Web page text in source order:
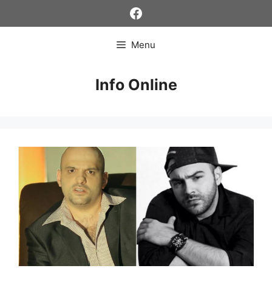
Facebook
Menu
Info Online